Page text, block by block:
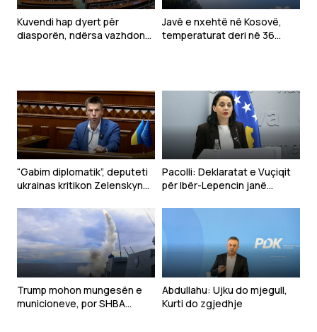
Kuvendi hap dyert për
diasporën, ndërsa vazhdon
Javë e nxehtë në Kosovë,
temperaturat deri në 36
“Gabim diplomatik”, deputeti
ukrainas kritikon Zelenskyn
Pacolli: Deklaratat e Vuçiqit
për Ibër-Lepencin janë
papranueshme
Trump mohon mungesën e
municioneve, por SHBA
Abdullahu: Ujku do mjegull,
Kurti do zgjedhje